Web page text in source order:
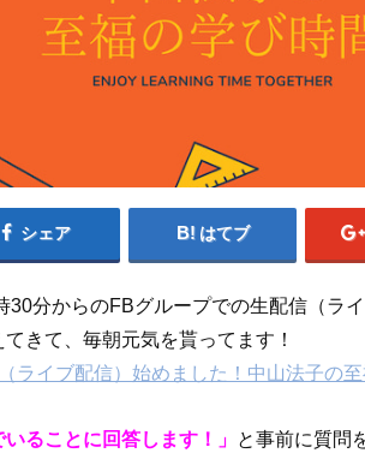
シェア はてブ
30分からのFBグループでの生配信（ラ
きて、毎朝元気を貰ってます！
ライブ配信）始めました！中山法子の
ることに回答します！」 と事前に質問